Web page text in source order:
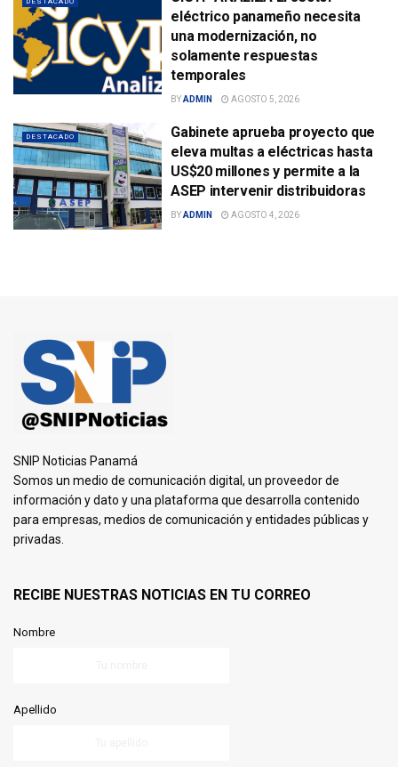
eléctrico panameño necesita
una modernización, no
solamente respuestas
temporales
BYADMIN AGOSTO 5, 2026
DESTACADO
Gabinete aprueba proyecto que
eleva multas a eléctricas hasta
US$20 millones y permite a la
ASEP intervenir distribuidoras
BYADMIN AGOSTO 4, 2026
SNIP Noticias Panamá
Somos un medio de comunicación digital, un proveedor de
información y dato y una plataforma que desarrolla contenido
para empresas, medios de comunicación y entidades públicas y
privadas.
RECIBE NUESTRAS NOTICIAS EN TU CORREO
Nombre
Apellido